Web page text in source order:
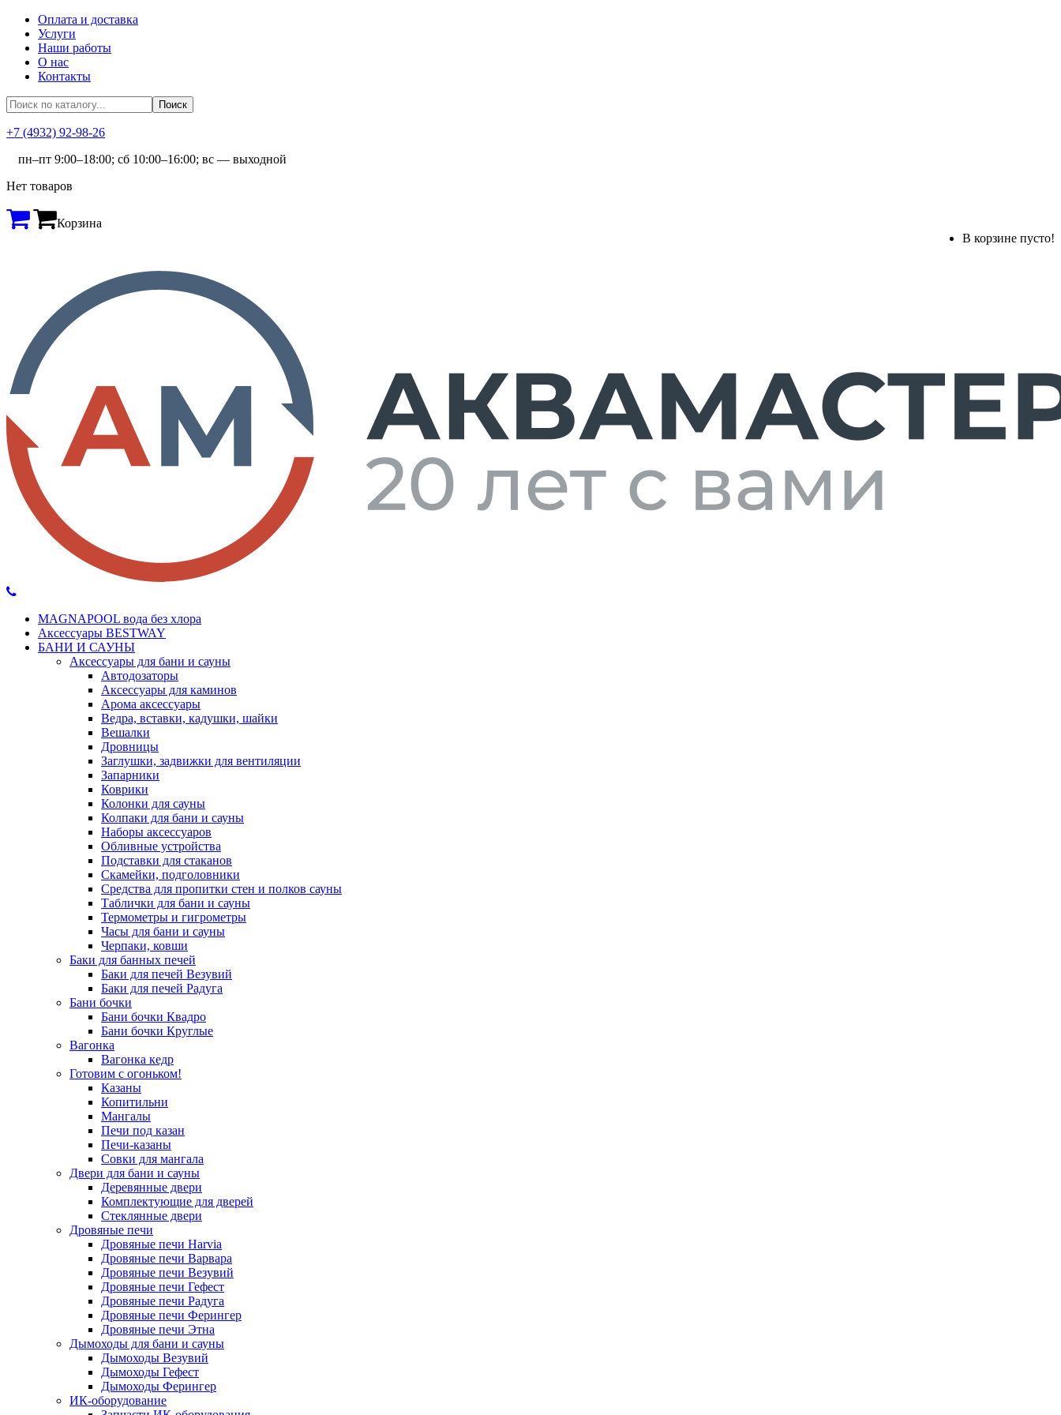
Оплата и доставка
Услуги
Наши работы
О нас
Контакты
+7 (4932) 92-98-26
пн–пт 9:00–18:00; сб 10:00–16:00; вс — выходной
Нет товаров
Корзина
В корзине пусто!
MAGNAPOOL вода без хлора
Аксессуары BESTWAY
БАНИ И САУНЫ
Аксессуары для бани и сауны
Автодозаторы
Аксессуары для каминов
Арома аксессуары
Ведра, вставки, кадушки, шайки
Вешалки
Дровницы
Заглушки, задвижки для вентиляции
Запарники
Коврики
Колонки для сауны
Колпаки для бани и сауны
Наборы аксессуаров
Обливные устройства
Подставки для стаканов
Скамейки, подголовники
Средства для пропитки стен и полков сауны
Таблички для бани и сауны
Термометры и гигрометры
Часы для бани и сауны
Черпаки, ковши
Баки для банных печей
Баки для печей Везувий
Баки для печей Радуга
Бани бочки
Бани бочки Квадро
Бани бочки Круглые
Вагонка
Вагонка кедр
Готовим с огоньком!
Казаны
Копитильни
Мангалы
Печи под казан
Печи-казаны
Совки для мангала
Двери для бани и сауны
Деревянные двери
Комплектующие для дверей
Стеклянные двери
Дровяные печи
Дровяные печи Harvia
Дровяные печи Варвара
Дровяные печи Везувий
Дровяные печи Гефест
Дровяные печи Радуга
Дровяные печи Ферингер
Дровяные печи Этна
Дымоходы для бани и сауны
Дымоходы Везувий
Дымоходы Гефест
Дымоходы Ферингер
ИК-оборудование